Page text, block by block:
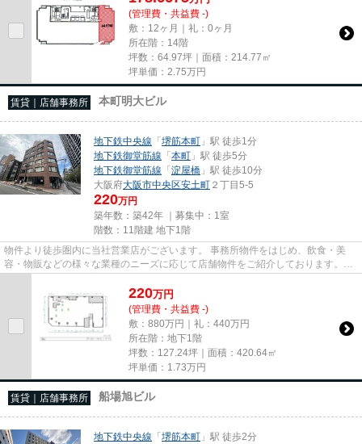
(管理費・共益費 -)
敷：12ヶ月｜礼：0ヶ月
所在階：14階
坪数：64.97坪｜面積：214.77㎡
坪単価： 2.75万円
賃貸｜店舗事務所 本町明大ビル
地下鉄中央線 「堺筋本町 」駅 徒歩1分
地下鉄御堂筋線 「本町 」駅 徒歩5分
地下鉄御堂筋線 「淀屋橋 」駅 徒歩10分
大阪府大阪市中央区安土町 ２丁目5-5
220万円
築年数：築42年 ｜募集中： 1室
階数：11階建 地下1階
物件より徒歩圏内に当社営業店がございます。 事務所物件をはじめ、飲食・美
容・物販などの様々な業種のニーズに応じて店舗物件をご紹介しております。
尚、弊社ではおとり広告は一切...
220万円
(管理費・共益費 -)
敷：880万円｜礼：440万円
所在階：地下1階
坪数：127.24坪｜面積：420.64㎡
坪単価： 1.73万円
賃貸｜店舗事務所 船場旭ビル
地下鉄中央線 「堺筋本町 」駅 徒歩2分